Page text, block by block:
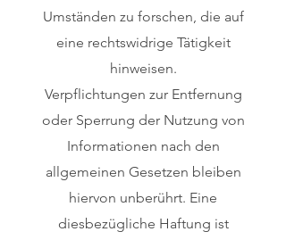
Umständen zu forschen, die auf
eine rechtswidrige Tätigkeit
hinweisen.
Verpflichtungen zur Entfernung
oder Sperrung der Nutzung von
Informationen nach den
allgemeinen Gesetzen bleiben
hiervon unberührt. Eine
diesbezügliche Haftung ist